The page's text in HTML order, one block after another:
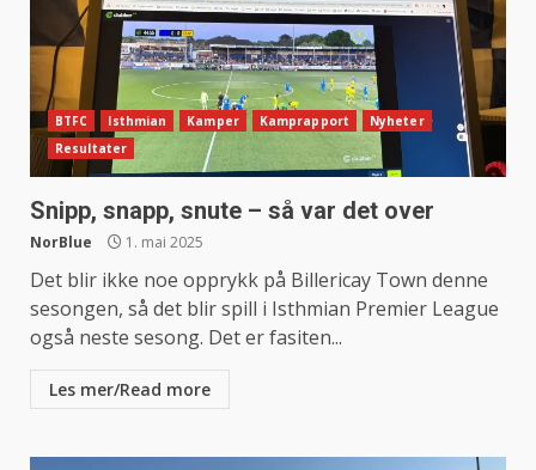
BTFC Isthmian Kamper Kamprapport
Nyheter
Resultater
Snipp, snapp, snute – så var det over
NorBlue 1. mai 2025
Det blir ikke noe opprykk på Billericay Town denne
sesongen, så det blir spill i Isthmian Premier League
også neste sesong. Det er fasiten...
Les mer/Read more